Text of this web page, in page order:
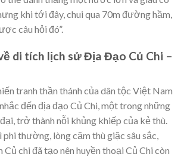
khi tới đây, chui qua 70m đường hầm,
câu hỏi đó”.
di tích lịch sử Địa Đạo Củ Chi –
tranh thần thánh của dân tộc Việt Nam
đến địa đạo Củ Chi, một trong những
trở thành nỗi khủng khiếp của kẻ thù.
phi thường, lòng căm thù giặc sâu sắc,
Củ chi đã tạo nên huyền thoại Củ Chi còn